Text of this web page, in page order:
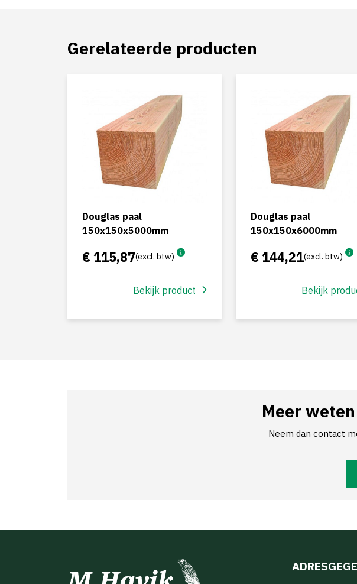
Gerelateerde producten
Douglas paal
150x150x5000mm
€ 115,87(excl. btw)
Bekijk product
Douglas paal
150x150x6000mm
€ 144,21(excl. btw)
Bekijk
Meer
Neem dan contact